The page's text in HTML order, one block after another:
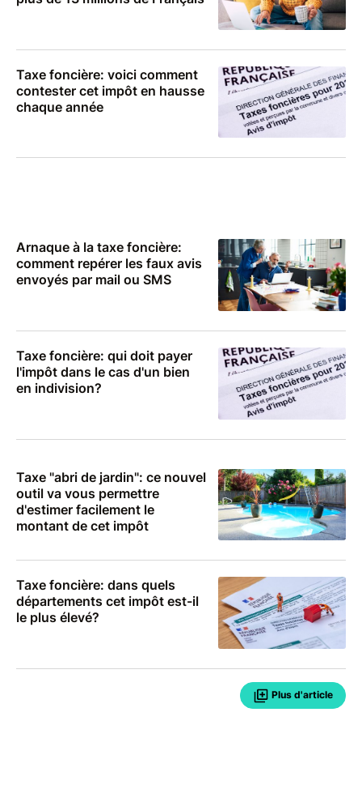
Taxe foncière: voici comment
contester cet impôt en hausse
chaque année
Arnaque à la taxe foncière:
comment repérer les faux avis
envoyés par mail ou SMS
Taxe foncière: qui doit payer
l'impôt dans le cas d'un bien
en indivision?
Taxe "abri de jardin": ce nouvel
outil va vous permettre
d'estimer facilement le
montant de cet impôt
Taxe foncière: dans quels
départements cet impôt est-il
le plus élevé?
Plus d'article